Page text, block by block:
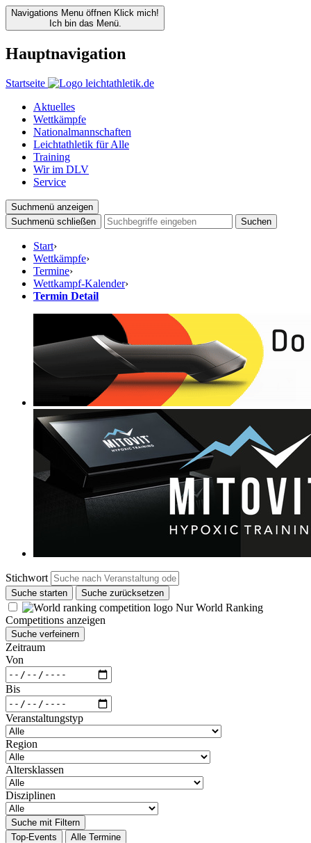
Navigations Menu öffnen Klick mich!
Ich bin das Menü.
Hauptnavigation
Startseite
Aktuelles
Wettkämpfe
Nationalmannschaften
Leichtathletik für Alle
Training
Wir im DLV
Service
Suchmenü anzeigen
Suchmenü schließen
Suchen
Start›
Wettkämpfe›
Termine›
Wettkampf-Kalender›
Termin Detail
Stichwort
Suche starten Suche zurücksetzen
Nur World Ranking
Competitions anzeigen
Suche verfeinern
Zeitraum
Von
Bis
Veranstaltungstyp
Region
Altersklassen
Disziplinen
Suche mit Filtern
Top-Events
Alle Termine